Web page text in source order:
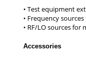
Accessories